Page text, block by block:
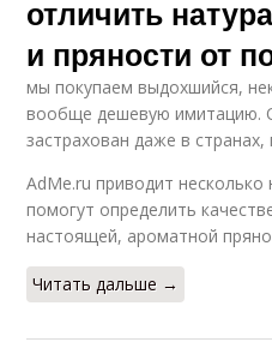
отличить
и пряности от
мы покупаем выдохшийся,
вообще дешевую имитацию.
застрахован даже в странах,
AdMe.ru приводит
помогут определить
настоящей, ароматной
Читать дальше →